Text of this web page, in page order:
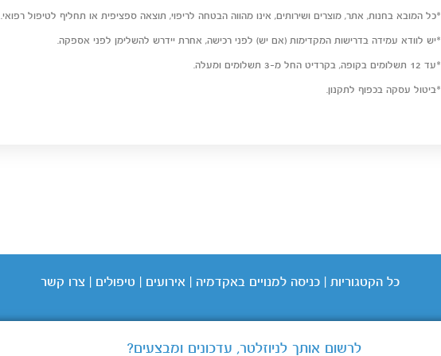
*כל המובא בחנות, אתר, מוצרים ושירותים, אינו מהווה הבטחה לריפוי, תוצאה ספציפית או תחליף לטיפול רפואי.
*יש לוודא עמידה בדרישות המקדימות (אם יש) לפני רכישה, אחרת יידרש להשלימן לפני אספקה.
*עד 12 תשלומים בקופה, בקרדיט החל מ-3 תשלומים ומעלה.
*ביטול עסקה בכפוף לתקנון.
כל הקטגוריות |כניסהלמנויים באקדמיה | אירועים | טיפולים | צרו קשר
לרשום אותך לניוזלטר, עדכונים ומבצעים?